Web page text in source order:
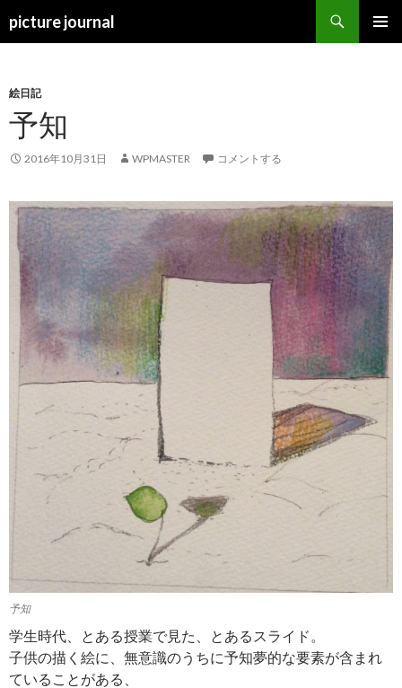
picture journal
索
ン
ツ
ス
プ
絵日記
予知
2016年10月31日 WPMASTER コメントする
予知
学生時代、とある授業で見た、とあるスライド。
子供の描く絵に、無意識のうちに予知夢的な要素が含まれ
ていることがある、